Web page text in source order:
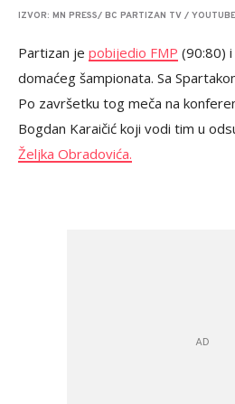
IZVOR: MN PRESS/ BC PARTIZAN TV / YOUTUBE
Partizan je pobijedio FMP (90:80)
domaćeg šampionata. Sa
Po završetku tog meča na
Bogdan Karaičić koji vodi tim u
Željka Obradovića.